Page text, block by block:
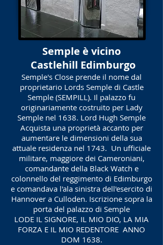
Semple è vicino
Castlehill Edimburgo
Semple's Close prende il nome dal
proprietario Lords Semple di Castle
Semple (SEMPILL). Il palazzo fu
originariamente costruito per Lady
Semple nel 1638. Lord Hugh Semple
Acquista una proprietà accanto per
aumentare le dimensioni della sua
attuale residenza nel 1743. Un ufficiale
militare, maggiore dei Cameroniani,
comandante della Black Watch e
colonnello del reggimento di Edimburgo
e comandava l'ala sinistra dell'esercito di
Hannover a Culloden. Iscrizione sopra la
porta del palazzo di Semple
LODE IL SIGNORE, IL MIO DIO, LA MIA
FORZA E IL MIO REDENTORE ANNO
DOM 1638.